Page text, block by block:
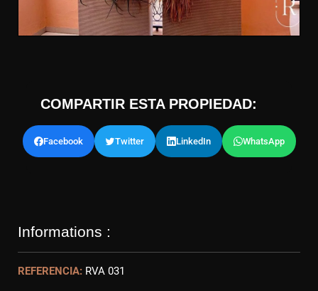
COMPARTIR ESTA PROPIEDAD:
Facebook Twitter LinkedIn WhatsApp
Informations :
REFERENCIA: RVA 031